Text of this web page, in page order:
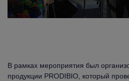
В рамках мероприятия был
продукции PRODIBIO, который